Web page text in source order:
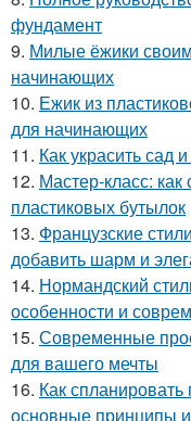
фундамент
9. Милые ёжики
начинающих
10. Ежик из
для начинающих
11. Как украсить сад
12. Мастер-класс:
пластиковых бутылок
13. Французские
добавить шарм и
14. Нормандский
особенности и
15. Современные
для вашего мечты
16. Как спланировать
основные принципы